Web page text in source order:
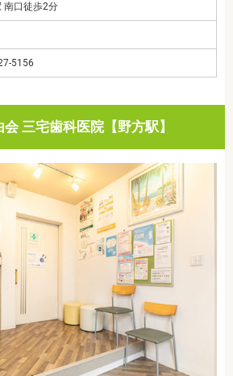
南口徒歩2分
5156
三宅歯科医院【野方駅】